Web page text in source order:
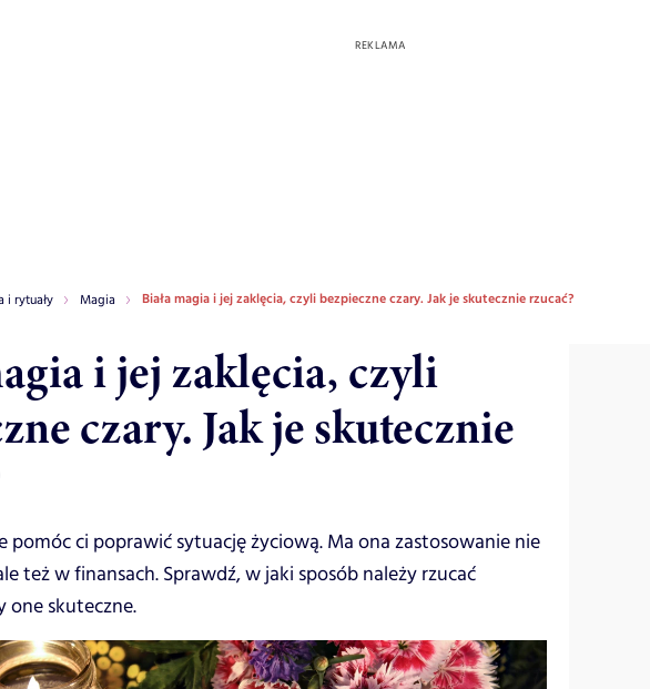
i rytuały Magia Biała magia i jej zaklęcia, czyli bezpieczne czary. Jak je skutecznie rzucać?
i jej zaklęcia, czyli
czary. Jak je skutecznie
pomóc ci poprawić sytuację życiową. Ma ona zastosowanie nie
też w finansach. Sprawdź, w jaki sposób należy rzucać
one skuteczne.